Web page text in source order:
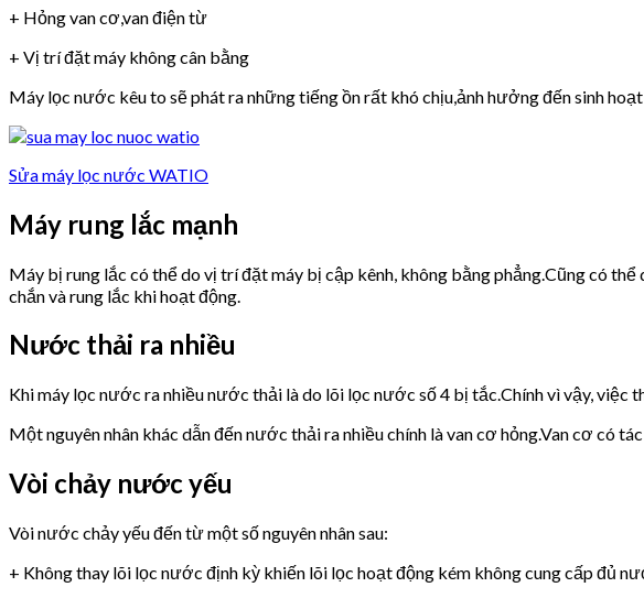
+ Hỏng van cơ,van điện từ
+ Vị trí đặt máy không cân bằng
Máy lọc nước kêu to sẽ phát ra những tiếng ồn rất khó chịu,ảnh hưởng đến sinh
Sửa máy lọc nước WATIO
Máy rung lắc mạnh
Máy bị rung lắc có thể do vị trí đặt máy bị cập kênh, không bằng phẳng.Cũng có
chắn và rung lắc khi hoạt động.
Nước thải ra nhiều
Khi máy lọc nước ra nhiều nước thải là do lõi lọc nước số 4 bị tắc.Chính vì vậy,
Một nguyên nhân khác dẫn đến nước thải ra nhiều chính là van cơ hỏng.Van cơ có
Vòi chảy nước yếu
Vòi nước chảy yếu đến từ một số nguyên nhân sau:
+ Không thay lõi lọc nước định kỳ khiến lõi lọc hoạt động kém không cung cấp đủ